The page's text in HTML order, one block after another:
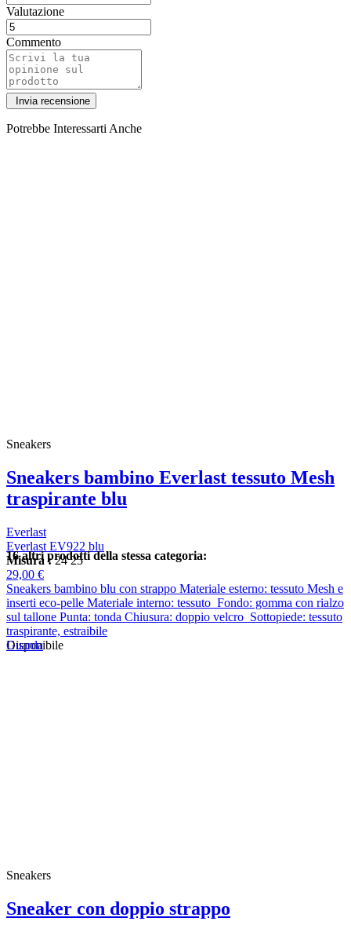
Valutazione
Commento
Potrebbe Interessarti Anche
Disponibile
Sneakers
Sneakers bambino Everlast tessuto Mesh
traspirante blu
Everlast
Everlast EV922 blu
Misura : 24 25
29,00 €
Sneakers bambino blu con strappo Materiale esterno: tessuto Mesh e
inserti eco-pelle Materiale interno: tessuto Fondo: gomma con rialzo
sul tallone Punta: tonda Chiusura: doppio velcro Sottopiede: tessuto
traspirante, estraibile
Guarda
16 altri prodotti della stessa categoria:
Sneakers
Sneaker con doppio strappo